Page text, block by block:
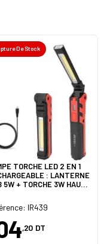
De Stock
TORCHE LED 2 EN 1
: LANTERNE
5W + TORCHE 3W HAUTE
IR439
,20 DT